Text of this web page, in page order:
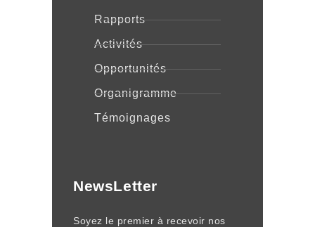
Rapports
Activités
Opportunités
Organigramme
Témoignages
NewsLetter
Soyez le premier à recevoir nos